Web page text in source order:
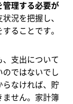
管理する必要が
況を把握し、
ることです。
支出について
ではないでし
らなければ、貯
ません。家計簿